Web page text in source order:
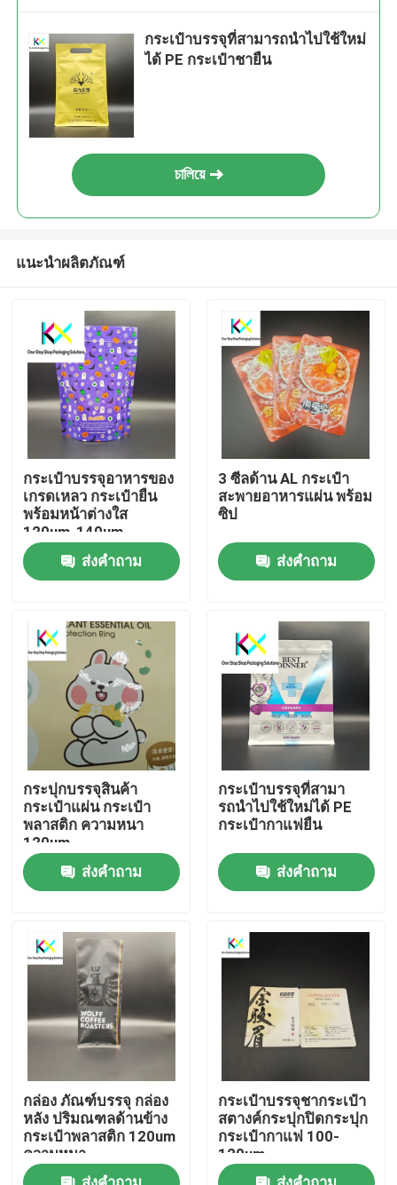
บ้าน
สินค้า
วิดีโอ
เกี่ยวกับเรา
ทัวร์โรงงาน
ควบคุมคุณภาพ
ติดต่อเรา
ขอใบเสนอราคา
กระเป๋าพลาสติก
กระเป๋าบรรจุสารที่สามารถทําผสมได้
กระเป๋าบรรจุที่สามารถนําไปใช้ใหม่
ได้ PE กระเป๋าชายืน
চালিয়ে
แนะนำผลิตภัณฑ์
กระเป๋าบรรจุอาหารของ
เกรดเหลว กระเป๋ายืน
พร้อมหน้าต่างใส
120um-140um
ส่งคำถาม
3 ซีลด้าน AL กระเป๋า
สะพายอาหารแผ่น พร้อม
ซิป
ส่งคำถาม
กระปุกบรรจุสินค้า
กระเป๋าแผ่น กระเป๋า
พลาสติก ความหนา
120um
ส่งคำถาม
กระเป๋าบรรจุที่สามา
รถนําไปใช้ใหม่ได้ PE
กระเป๋ากาแฟยืน
ส่งคำถาม
กล่อง ภัณฑ์บรรจุ กล่อง
หลัง ปริมณฑลด้านข้าง
กระเป๋าพลาสติก 120um
ความหนา
กระเป๋าบรรจุชากระเป๋า
สตางค์กระปุกปิดกระปุก
กระเป๋ากาแฟ 100-
120um